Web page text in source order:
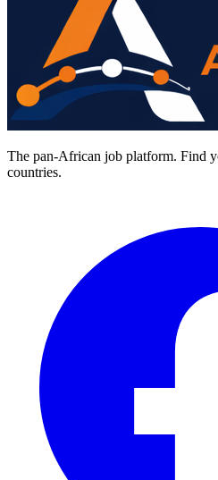
The pan-African job platform. Find
countries.